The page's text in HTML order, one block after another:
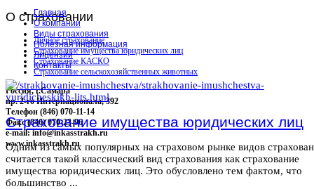
О страховании
Личное страхование
Страхование имущества юридических лиц
Страхование КАСКО
Страхование сельскохозяйственных животных
Россия, г.Самара
пр. 2-го Интернационала, 392
Телефон (846) 070-11-14
Факс (846) 070-23-96
e-mail: info@inkasstrakh.ru
www.inkasstrakh.ru
Главная
О компании
Виды страхования
Полезная информация
Лицензии
Контакты
Страхование имущества юридических лиц
Одним из самых популярных на страховом рынке видов
считается такой классический вид страхования как страхование
имущества юридических лиц. Это обусловлено тем фактом, что
большинство ...